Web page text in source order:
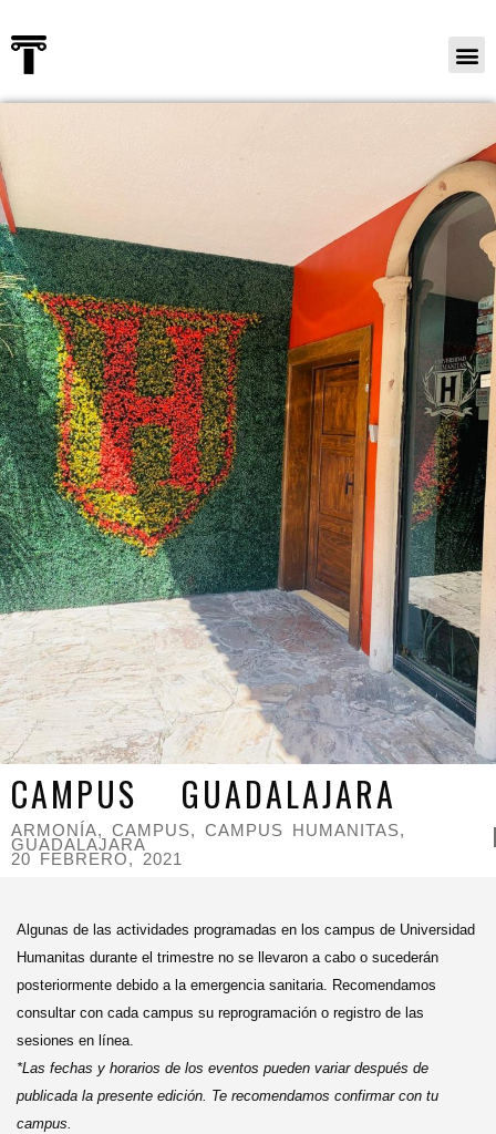
CAMPUS GUADALAJARA
ARMONÍA, CAMPUS, CAMPUS HUMANITAS,
GUADALAJARA
20 FEBRERO, 2021
Algunas de las actividades programadas en los campus de Universidad
Humanitas durante el trimestre no se llevaron a cabo o sucederán
posteriormente debido a la emergencia sanitaria. Recomendamos
consultar con cada campus su reprogramación o registro de las
sesiones en línea.
*Las fechas y horarios de los eventos pueden variar después de
publicada la presente edición. Te recomendamos confirmar con tu
campus.